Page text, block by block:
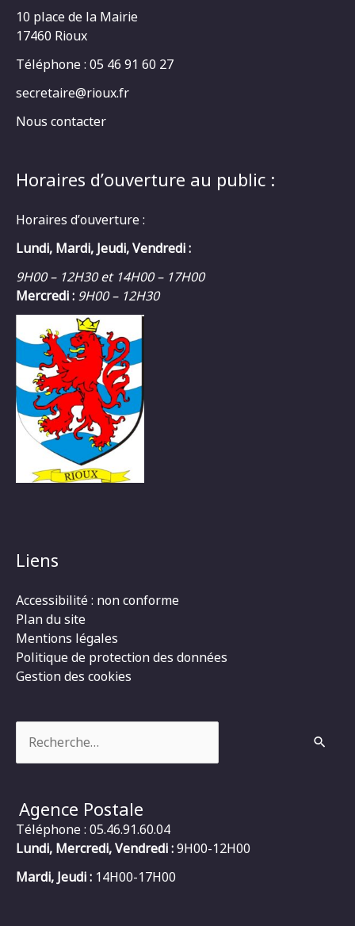
10 place de la Mairie
17460 Rioux
Téléphone : 05 46 91 60 27
secretaire@rioux.fr
Nous contacter
Horaires d’ouverture au public :
Horaires d’ouverture :
Lundi, Mardi, Jeudi, Vendredi :
9H00 – 12H30 et 14H00 – 17H00
Mercredi : 9H00 – 12H30
Liens
Accessibilité : non conforme
Plan du site
Mentions légales
Politique de protection des données
Gestion des cookies
Agence Postale
Téléphone : 05.46.91.60.04
Lundi, Mercredi, Vendredi :9H00-12H00
Mardi, Jeudi : 14H00-17H00